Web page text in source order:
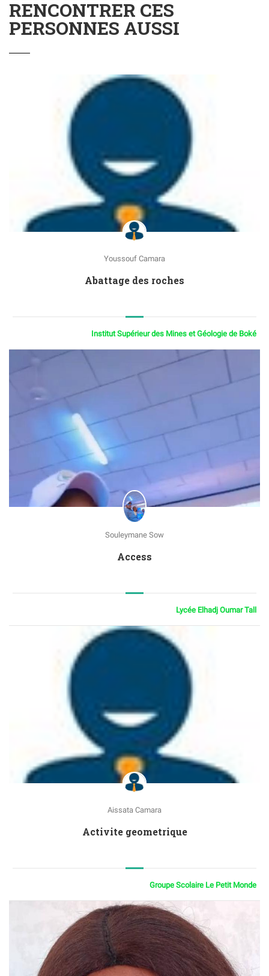
RENCONTRER CES
PERSONNES AUSSI
Youssouf Camara
Abattage des roches
Institut Supérieur des Mines et Géologie de Boké
Souleymane Sow
Access
Lycée Elhadj Oumar Tall
Aissata Camara
Activite geometrique
Groupe Scolaire Le Petit Monde